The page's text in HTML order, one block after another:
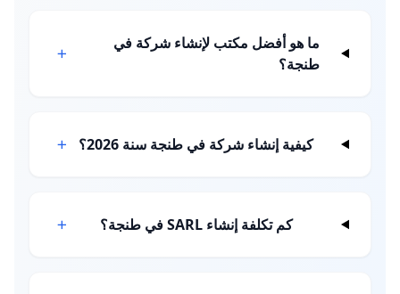
ما هو أفضل مكتب لإنشاء شركة في
طنجة؟
كيفية إنشاء شركة في طنجة سنة 2026؟
كم تكلفة إنشاء SARL في طنجة؟